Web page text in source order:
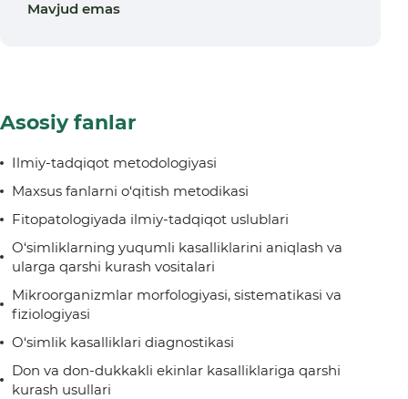
Mavjud emas
Asosiy fanlar
Ilmiy-tadqiqot metodologiyasi
Maxsus fanlarni o‘qitish metodikasi
Fitopatologiyada ilmiy-tadqiqot uslublari
O‘simliklarning yuqumli kasalliklarini aniqlash va
ularga qarshi kurash vositalari
Mikroorganizmlar morfologiyasi, sistematikasi va
fiziologiyasi
O‘simlik kasalliklari diagnostikasi
Don va don-dukkakli ekinlar kasalliklariga qarshi
kurash usullari